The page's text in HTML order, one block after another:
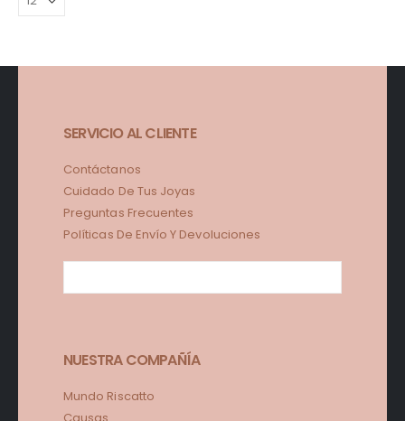
SERVICIO AL CLIENTE
Contáctanos
Cuidado De Tus Joyas
Preguntas Frecuentes
Políticas De Envío Y Devoluciones
NUESTRA COMPAÑÍA
Mundo Riscatto